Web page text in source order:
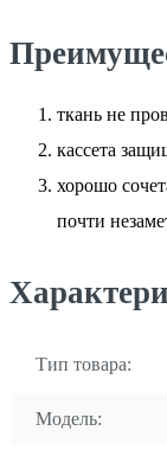
ткань не
кассета
хорошо
почти
Тип товара:
Модель: